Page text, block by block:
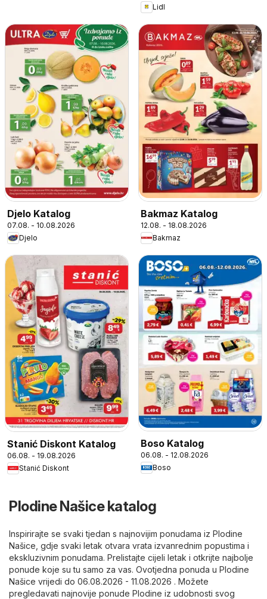
Lidl
Djelo Katalog
07.08. - 10.08.2026
Djelo
Bakmaz Katalog
12.08. - 18.08.2026
Bakmaz
Stanić Diskont Katalog
06.08. - 19.08.2026
Stanić Diskont
Boso Katalog
06.08. - 12.08.2026
Boso
Plodine Našice katalog
Inspirirajte se svaki tjedan s najnovijim ponudama iz Plodine
Našice, gdje svaki letak otvara vrata izvanrednim popustima i
ekskluzivnim ponudama. Prelistajte cijeli letak i otkrijte najbolje
ponude koje su tu samo za vas. Ovotjedna ponuda u Plodine
Našice vrijedi do 06.08.2026 - 11.08.2026 . Možete
pregledavati najnovije ponude Plodine iz udobnosti svog